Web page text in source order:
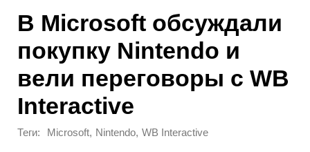
В Microsoft обсуждали
покупку Nintendo и
вели переговоры с WB
Interactive
Теги: Microsoft, Nintendo, WB Interactive